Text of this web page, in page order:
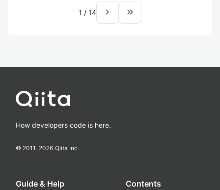
1 / 14 navigate_next keyboard_double_arrow_right
How developers code is here.
© 2011-2026 Qiita Inc.
Guide & Help Contents